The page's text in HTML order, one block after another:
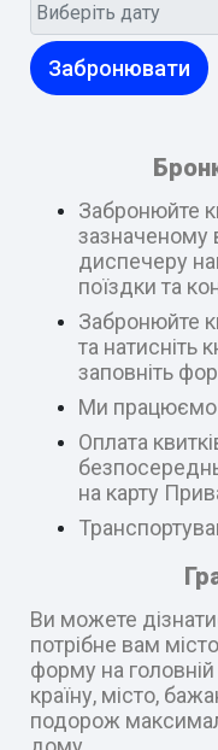
Забронювати
Забронюйте
зазначеному
диспечеру
поїздки та
Забронюйте
та
заповніть
Ми працюємо
Оплата
на карту
Ви можете
потрібне вам
форму на головній
країну, місто,
подорож